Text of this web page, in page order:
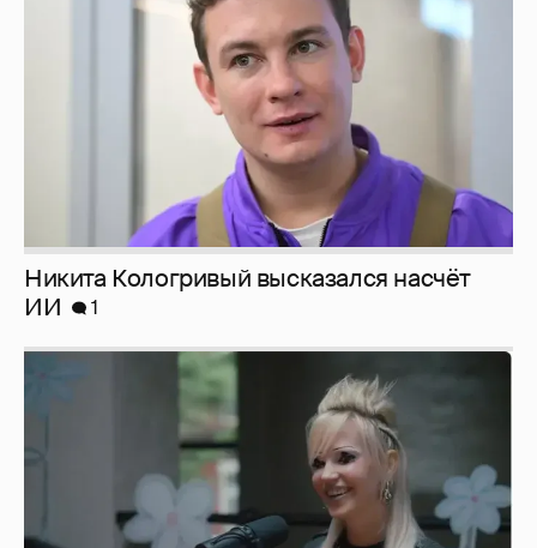
Певица Глюкоза рассказала о съёмках для
эротического журнала
3